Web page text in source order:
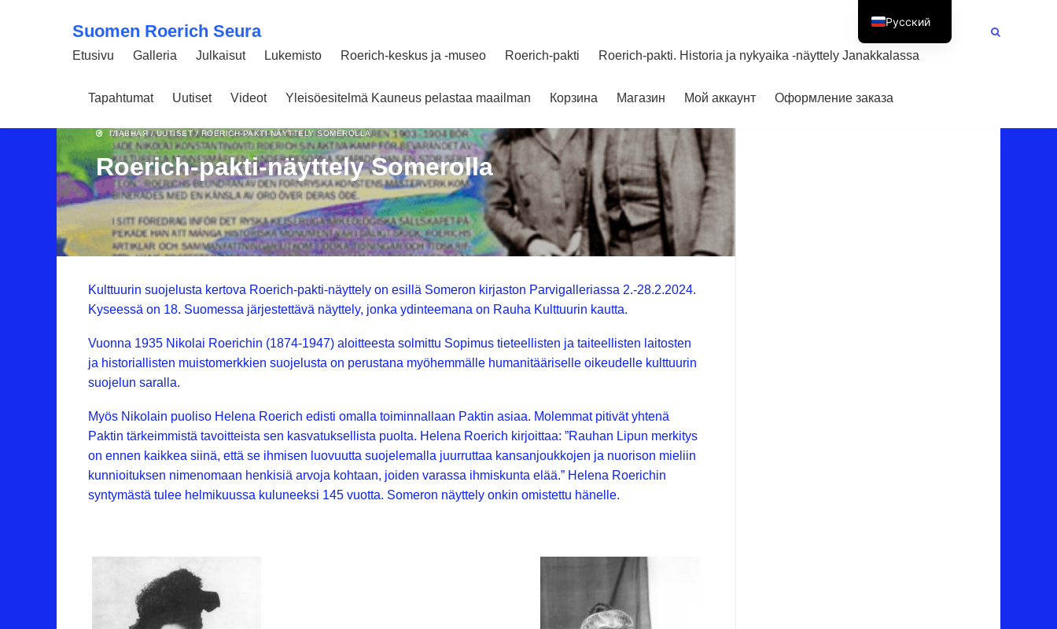
Suomen Roerich Seura
Etusivu Galleria Julkaisut Lukemisto Roerich-keskus ja -museo Roerich-pakti Roerich-pakti. Historia ja nykyaika -näyttely Janakkalassa
Tapahtumat Uutiset Videot Yleisöesitelmä Kauneus pelastaa maailman Корзина Магазин Мой аккаунт Оформление заказа
ГЛАВНАЯ/UUTISET/ ROERICH-PAKTI-NÄYTTELY SOMEROLLA
Roerich-pakti-näyttely Somerolla
Kulttuurin suojelusta kertova Roerich-pakti-näyttely on esillä Someron kirjaston Parvigalleriassa 2.-28.2.2024.
Kyseessä on 18. Suomessa järjestettävä näyttely, jonka ydinteemana on Rauha Kulttuurin kautta.
Vuonna 1935 Nikolai Roerichin (1874-1947) aloitteesta solmittu Sopimus tieteellisten ja taiteellisten laitosten
ja historiallisten muistomerkkien suojelusta on perustana myöhemmälle humanitääriselle oikeudelle kulttuurin
suojelun saralla.
Myös Nikolain puoliso Helena Roerich edisti omalla toiminnallaan Paktin asiaa. Molemmat pitivät yhtenä
Paktin tärkeimmistä tavoitteista sen kasvatuksellista puolta. Helena Roerich kirjoittaa: ”Rauhan Lipun merkitys
on ennen kaikkea siinä, että se ihmisen luovuutta suojelemalla juurruttaa kansanjoukkojen ja nuorison mieliin
kunnioituksen nimenomaan henkisiä arvoja kohtaan, joiden varassa ihmiskunta elää.” Helena Roerichin
syntymästä tulee helmikuussa kuluneeksi 145 vuotta. Someron näyttely onkin omistettu hänelle.
Русский
Suomi